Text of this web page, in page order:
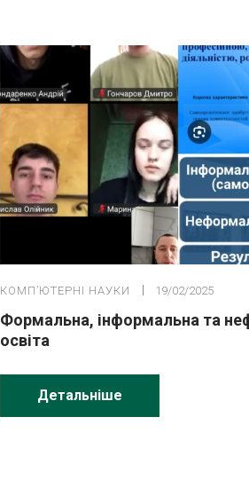
КОМПʼЮТЕРНІ НАУКИ 19/02/2025
Формальна, інформальна та
освіта
Детальніше